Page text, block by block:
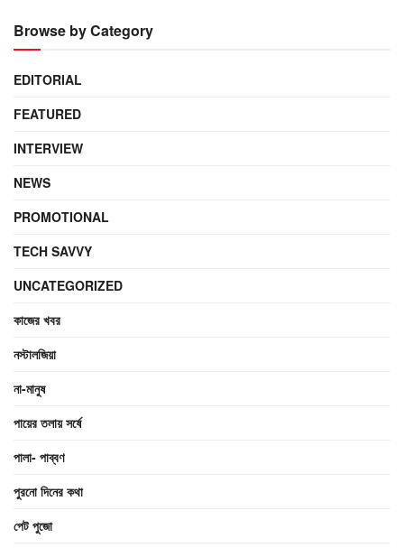
Browse by Category
EDITORIAL
FEATURED
INTERVIEW
NEWS
PROMOTIONAL
TECH SAVVY
UNCATEGORIZED
কাজের খবর
নস্টালজিয়া
না-মানুষ
পায়ের তলায় সর্ষে
পালা- পাব্বণ
পুরনো দিনের কথা
পেট পুজো